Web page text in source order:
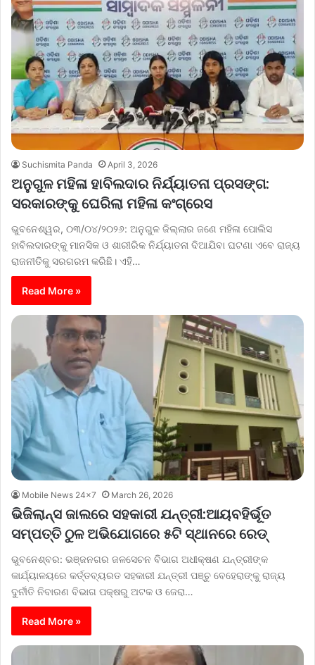
Suchismita Panda April 3, 2026
ଅନୁଗୁଳ ମହିଳା ହାବିଲଦାର ନିର୍ଯ୍ୟାତନା ପ୍ରସଙ୍ଗ:
ସରକାରଙ୍କୁ ଘେରିଲା ମହିଳା କଂଗ୍ରେସ
ଭୁବନେଶ୍ୱର, ୦୩/୦୪/୨୦୨୬: ଅନୁଗୁଳ ଜିଲ୍ଲାର ଜଣେ ମହିଳା ପୋଲିସ
ହାବିଲଦାରଙ୍କୁ ମାନସିକ ଓ ଶାରୀରିକ ନିର୍ଯ୍ୟାତନା ଦିଆଯିବା ଘଟଣା ଏବେ ରାଜ୍ୟ
ରାଜନୀତିକୁ ସରଗରମ କରିଛି। ଏହି…
Read More »
Mobile News 24x7 March 26, 2026
ଭିଜିଲାନ୍ସ ଜାଲରେ ସହକାରୀ ଯନ୍ତ୍ରୀ:ଆୟବହିର୍ଭୂତ
ସମ୍ପତ୍ତି ଠୁଳ ଅଭିଯୋଗରେ ୫ଟି ସ୍ଥାନରେ ରେଡ୍
ଭୁବନେଶ୍ବର: ଭଞ୍ଜନଗର ଜଳସେଚନ ବିଭାଗ ଅଧୀକ୍ଷଣ ଯନ୍ତ୍ରୀଙ୍କ
କାର୍ଯ୍ୟାଳୟରେ କର୍ତ୍ତବ୍ୟରତ ସହକାରୀ ଯନ୍ତ୍ରୀ ପଞ୍ଚୁ ବେହେରାଙ୍କୁ ରାଜ୍ୟ
ଦୁର୍ନୀତି ନିବାରଣ ବିଭାଗ ପକ୍ଷରୁ ଅଟକ ଓ ଜେରା…
Read More »